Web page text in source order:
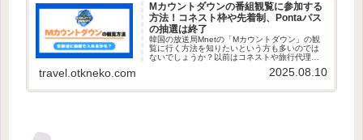
Mカウントダウンの番組観覧に参加する
方法！コネスト枠や先着制、Pontaパス
の抽選は終了
韓国の放送局Mnetの「Mカウントダウン」の観
覧に行く方法を知りたいという方も多いのでは
ないでしょうか？以前はコネストや旅行代理店
で観覧ツアーを購入できましたが、現在は受付
を終了しています。FC枠でサノクやセンバンの
travel.otkneko.com 2025.08.10